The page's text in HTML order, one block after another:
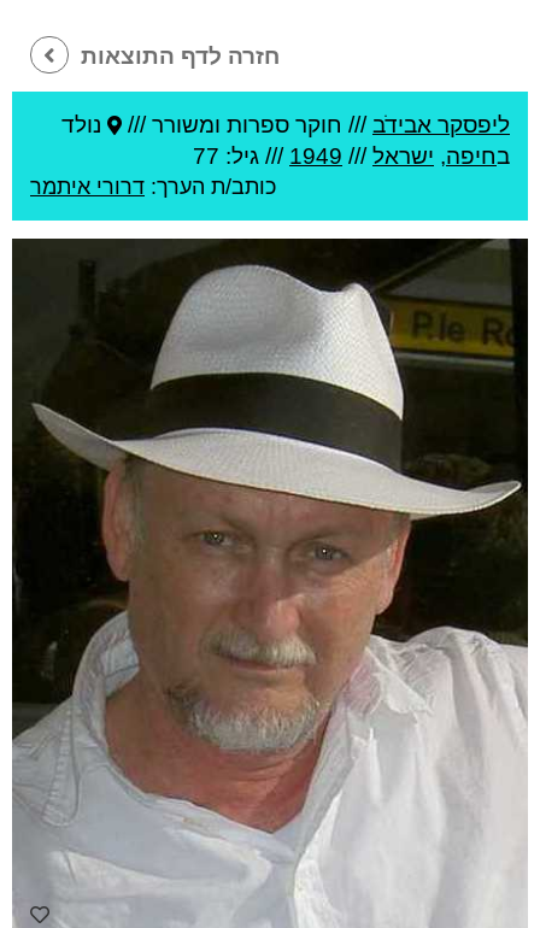
חזרה לדף התוצאות
ליפסקר אבידֹב/// חוקר ספרות ומשורר ///
נולד
בחיפה, ישראל///
1949 /// גיל: 77
כותב/ת הערך: דרורי איתמר